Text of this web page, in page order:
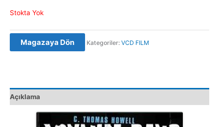
Stokta Yok
Magazaya Dön Kategoriler: VCD FILM
Açıklama